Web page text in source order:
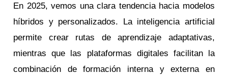
En 2025, vemos una clara tendencia hacia modelos
híbridos y personalizados. La inteligencia artificial
permite crear rutas de aprendizaje adaptativas,
mientras que las plataformas digitales facilitan la
combinación de formación interna y externa en